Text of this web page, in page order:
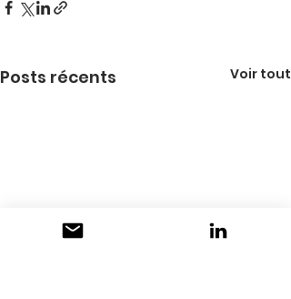
Posts récents Voir tout